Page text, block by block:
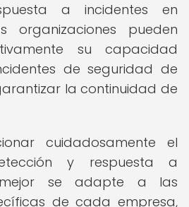
a incidentes en
organizaciones pueden
su capacidad
de seguridad de
la continuidad de
cuidadosamente el
y respuesta a
se adapte a las
de cada empresa,